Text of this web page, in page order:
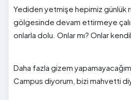
Yediden yetmişe hepimiz günlük
gölgesinde devam ettirmeye
onlarla dolu. Onlar mı? Onlar
Daha fazla gizem
Campus diyorum, bizi mahvetti